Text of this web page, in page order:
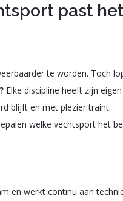
past
te worden. Toch
Elke discipline heeft zijn
blijft en met plezier traint.
welke vechtsport het
en werkt continu aan